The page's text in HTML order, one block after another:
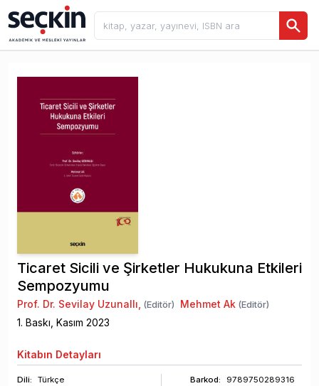
Ticaret Sicili ve Şirketler Hukukuna Etkileri
Sempozyumu
Prof. Dr. Sevilay Uzunallı, (Editör) Mehmet Ak (Editör)
1. Baskı, Kasım 2023
Kitabın Detayları
Dili:
Türkçe
Barkod:
9789750289316